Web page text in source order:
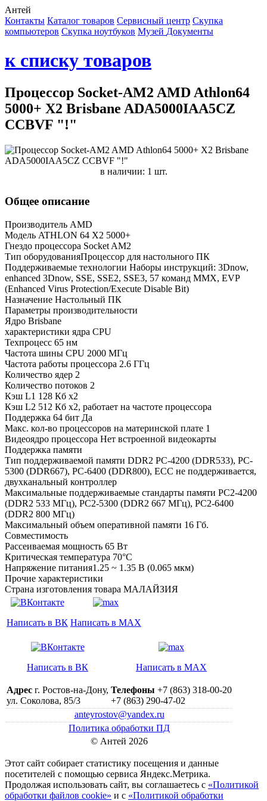
Антей
Контакты Каталог товаров Сервисный центр Cкупка
компьютеров Cкупка ноутбуков Музей Документы
к списку товаров
Процессор Socket-AM2 AMD Athlon64
5000+ X2 Brisbane ADA5000IAA5CZ
CCBVF "!"
в наличии: 1 шт.
Общее описание
Производитель AMD
Модель ATHLON 64 X2 5000+
Гнездо процессора Socket AM2
Тип оборудованияПроцессор для настольного ПК
Поддерживаемые технологии Наборы инструкций: 3Dnow,
enhanced 3Dnow, SSE, SSE2, SSE3, 57 команд MMX, EVP
(Enhanced Virus Protection/Execute Disable Bit)
Назначение Настольный ПК
Параметры производительности
Ядро Brisbane
характеристики ядра CPU
Техпроцесс 65 нм
Частота шины CPU 2000 МГц
Частота работы процессора 2.6 ГГц
Количество ядер 2
Количество потоков 2
Кэш L1 128 Кб x2
Кэш L2 512 Кб x2, работает на частоте процессора
Поддержка 64 бит Да
Макс. кол-во процессоров на материнской плате 1
Видеоядро процессора Нет встроенной видеокарты
Поддержка памяти
Тип поддерживаемой памяти DDR2 PC-4200 (DDR533), PC-
5300 (DDR667), PC-6400 (DDR800), ECC не поддерживается,
двухканальный контроллер
Максимальные поддерживаемые стандарты памяти PC2-4200
(DDR2 533 МГц), PC2-5300 (DDR2 667 МГц), PC2-6400
(DDR2 800 МГц)
Максимальный объем оперативной памяти 16 Гб.
Совместимость
Рассеиваемая мощность 65 Вт
Критическая температура 70°C
Напряжение питания1.25 ~ 1.35 В (0.065 мкм)
Прочие характеристики
Страна изготовления товара МАЛАЙЗИЯ
Написать в ВК Написать в MAX
Написать в ВК Написать в MAX
Адрес г. Ростов-на-Дону,
ул. Соколова, 85/3
Телефоны +7 (863) 318-00-20
+7 (863) 290-47-02
anteyrostov@yandex.ru
Политика обработки ПД
© Антей 2026
Этот сайт собирает статистику посещения и данные
посетителей c помощью сервиса Яндекс.Метрика.
Продолжая использовать сайт, вы соглашаетесь с «Политикой
обработки файлов cookie» и с «Политикой обработки